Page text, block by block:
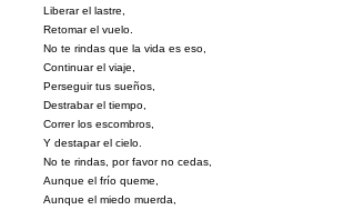
Liberar el lastre,
Retomar el vuelo.
No te rindas que la vida es eso,
Continuar el viaje,
Perseguir tus sueños,
Destrabar el tiempo,
Correr los escombros,
Y destapar el cielo.
No te rindas, por favor no cedas,
Aunque el frío queme,
Aunque el miedo muerda,